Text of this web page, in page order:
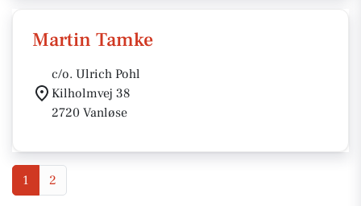
Martin Tamke
c/o. Ulrich Pohl
Kilholmvej 38
2720 Vanløse
1 2